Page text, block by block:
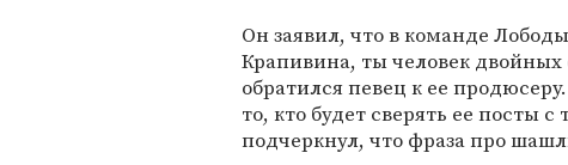
Он заявил, что в команде
Крапивина, ты человек двойных
обратился певец к ее
то, кто будет сверять ее посты
подчеркнул, что фраза про